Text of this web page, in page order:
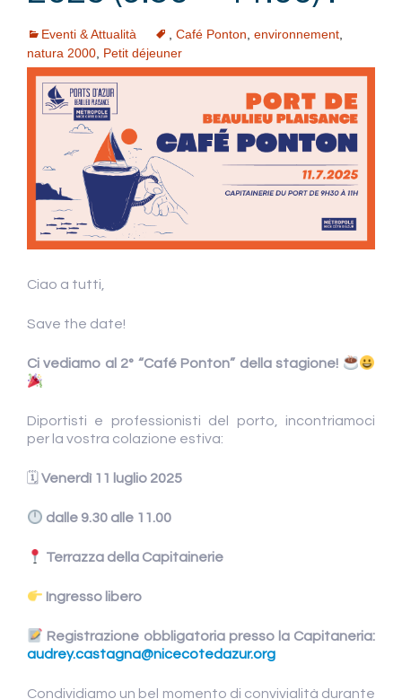
Eventi & Attualità Café Ponton environnement
natura 2000 Petit déjeuner
Ciao a tutti,
Save the date!
Ci vediamo al 2° “Café Ponton” della stagione!
Diportisti e professionisti del porto, incontriamoci
per la vostra colazione estiva:
🗓 Venerdì 11 luglio 2025
dalle 9.30 alle 11.00
Terrazza della Capitainerie
Ingresso libero
Registrazione obbligatoria presso la Capitaneria:
audrey.castagna@nicecotedazur.org
Condividiamo un bel momento di convivialità durante